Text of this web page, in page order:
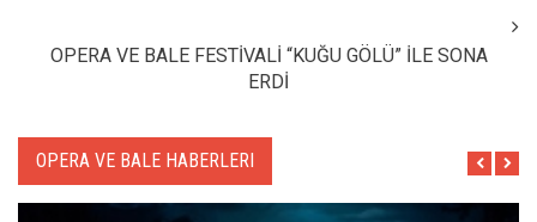
OPERA VE BALE FESTİVALİ “KUĞU GÖLÜ” İLE SONA
ERDİ
OPERA VE BALE HABERLERI